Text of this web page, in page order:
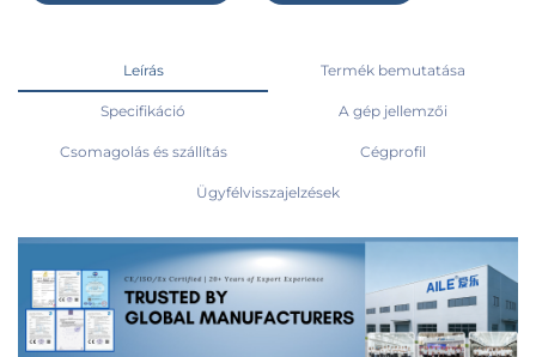
Leírás Termék bemutatása
Specifikáció A gép jellemzői
Csomagolás és szállítás Cégprofil
Ügyfélvisszajelzések